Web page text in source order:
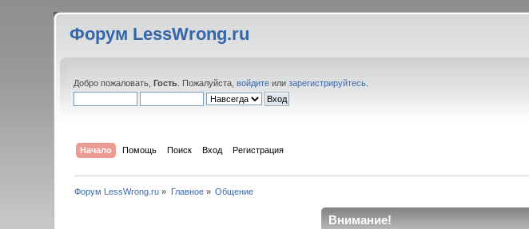
Форум LessWrong.ru
Добро пожаловать,Гость . Пожалуйста,войдите илизарегистрируйтесь
Начало Помощь Поиск Вход Регистрация
Форум LessWrong.ru » Главное» Общение
Внимание!